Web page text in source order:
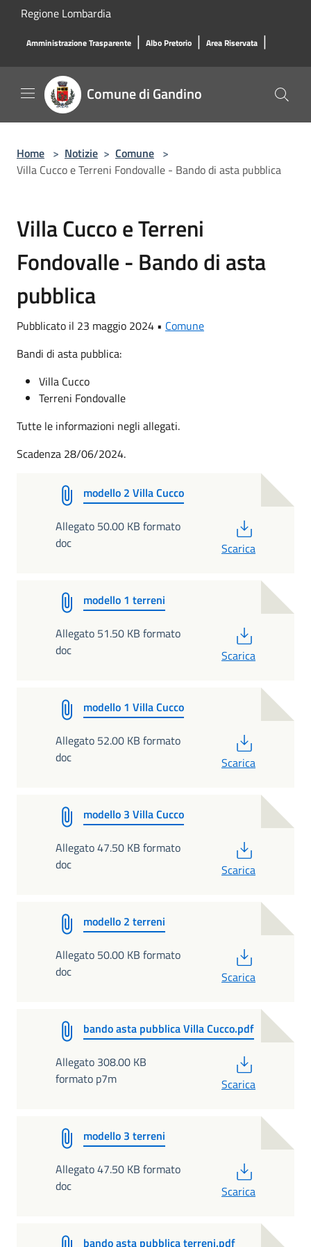
Salta al contenuto principale
Regione Lombardia
Amministrazione Trasparente | Albo Pretorio | Area Riservata |
Comune di Gandino
Home > Notizie > Comune >
Villa Cucco e Terreni Fondovalle - Bando di asta pubblica
Villa Cucco e Terreni
Fondovalle - Bando di asta
pubblica
Pubblicato il 23 maggio 2024 • Comune
Bandi di asta pubblica:
Villa Cucco
Terreni Fondovalle
Tutte le informazioni negli allegati.
Scadenza 28/06/2024.
modello 2 Villa Cucco
Allegato 50.00 KB formato
doc
Scarica
modello 1 terreni
Allegato 51.50 KB formato
doc
Scarica
modello 1 Villa Cucco
Allegato 52.00 KB formato
doc
Scarica
modello 3 Villa Cucco
Allegato 47.50 KB formato
doc
Scarica
modello 2 terreni
Allegato 50.00 KB formato
doc
Scarica
bando asta pubblica Villa Cucco.pdf
Allegato 308.00 KB
formato p7m
Scarica
modello 3 terreni
Allegato 47.50 KB formato
doc
Scarica
bando asta pubblica terreni.pdf